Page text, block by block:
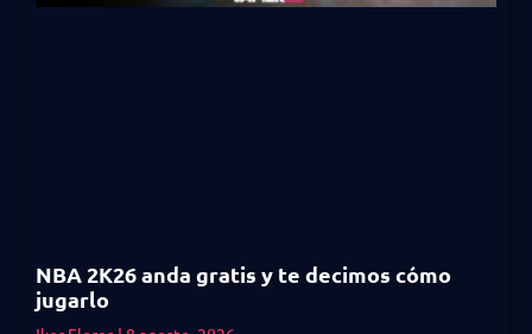
NBA 2K26 anda gratis y te decimos cómo
jugarlo